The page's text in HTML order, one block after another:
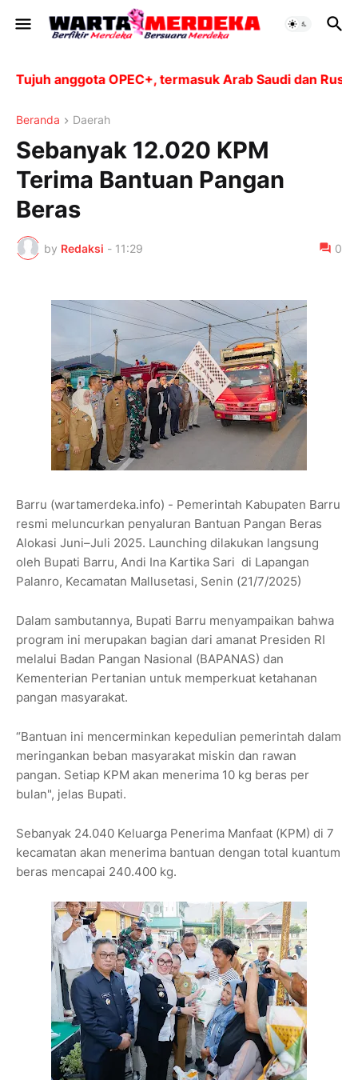
anggota OPEC+, termasuk Arab Saudi dan Rusia,
Beranda Daerah
Sebanyak 12.020 KPM
Terima Bantuan Pangan
Beras
by Redaksi - 11:29 0
Barru (wartamerdeka.info) - Pemerintah Kabupaten Barru
resmi meluncurkan penyaluran Bantuan Pangan Beras
Alokasi Juni–Juli 2025. Launching dilakukan langsung
oleh Bupati Barru, Andi Ina Kartika Sari di Lapangan
Palanro, Kecamatan Mallusetasi, Senin (21/7/2025)
Dalam sambutannya, Bupati Barru menyampaikan bahwa
program ini merupakan bagian dari amanat Presiden RI
melalui Badan Pangan Nasional (BAPANAS) dan
Kementerian Pertanian untuk memperkuat ketahanan
pangan masyarakat.
“Bantuan ini mencerminkan kepedulian pemerintah dalam
meringankan beban masyarakat miskin dan rawan
pangan. Setiap KPM akan menerima 10 kg beras per
bulan", jelas Bupati.
Sebanyak 24.040 Keluarga Penerima Manfaat (KPM) di 7
kecamatan akan menerima bantuan dengan total kuantum
beras mencapai 240.400 kg.